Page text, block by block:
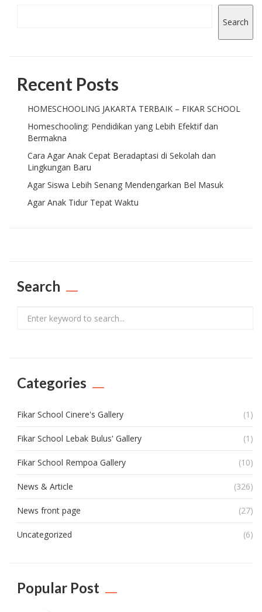
Search
Recent Posts
HOMESCHOOLING JAKARTA TERBAIK – FIKAR SCHOOL
Homeschooling: Pendidikan yang Lebih Efektif dan
Bermakna
Cara Agar Anak Cepat Beradaptasi di Sekolah dan
Lingkungan Baru
Agar Siswa Lebih Senang Mendengarkan Bel Masuk
Agar Anak Tidur Tepat Waktu
Search
Categories
Fikar School Cinere's Gallery (1)
Fikar School Lebak Bulus' Gallery (1)
Fikar School Rempoa Gallery (10)
News & Article (326)
News front page (27)
Uncategorized (6)
Popular Post